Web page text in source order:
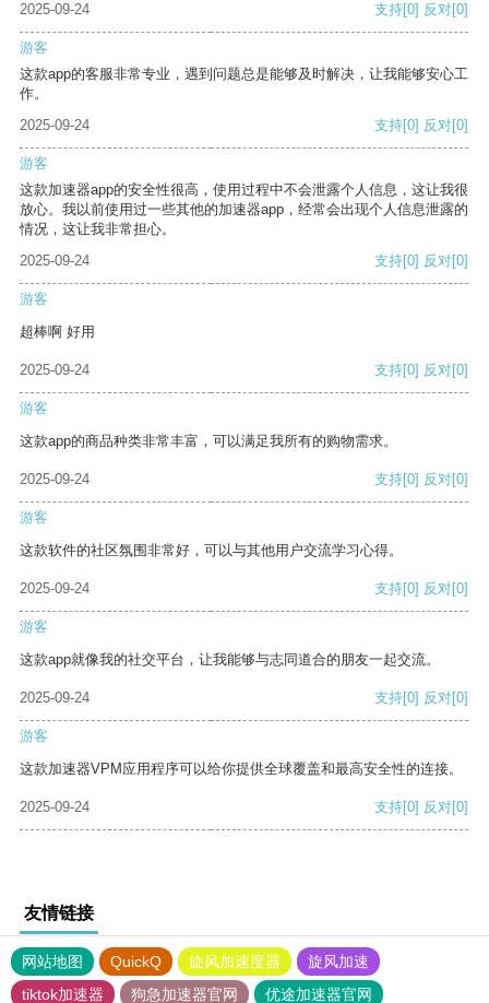
2025-09-24 支持[0] 反对[0]
游客
这款app的客服非常专业，遇到问题总是能够及时解决，让我能够安心工
作。
2025-09-24
支持[0] 反对[0]
游客
这款加速器app的安全性很高，使用过程中不会泄露个人信息，这让我很
放心。我以前使用过一些其他的加速器app，经常会出现个人信息泄露的
情况，这让我非常担心。
2025-09-24
支持[0] 反对[0]
游客
超棒啊 好用
2025-09-24 支持[0] 反对[0]
游客
这款app的商品种类非常丰富，可以满足我所有的购物需求。
2025-09-24 支持[0] 反对[0]
游客
这款软件的社区氛围非常好，可以与其他用户交流学习心得。
2025-09-24 支持[0] 反对[0]
游客
这款app就像我的社交平台，让我能够与志同道合的朋友一起交流。
2025-09-24 支持[0] 反对[0]
游客
这款加速器VPM应用程序可以给你提供全球覆盖和最高安全性的连接。
2025-09-24 支持[0] 反对[0]
友情链接
网站地图 QuickQ 旋风加速度器
旋风加速
tiktok加速器
狗急加速器官网 优途加速器官网